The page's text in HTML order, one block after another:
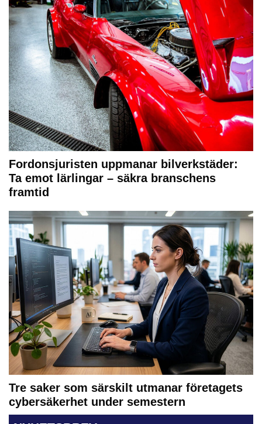
Fordonsjuristen uppmanar bilverkstäder:
Ta emot lärlingar – säkra branschens
framtid
Tre saker som särskilt utmanar företagets
cybersäkerhet under semestern